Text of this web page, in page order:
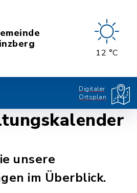
12 °C
Digitaler
Ortsplan
unsere
im Überblick.